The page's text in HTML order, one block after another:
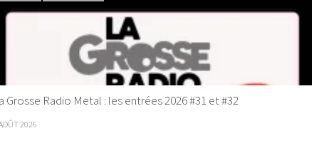
Grosse Radio Metal : les entrées 2026 #31 et #32
2026